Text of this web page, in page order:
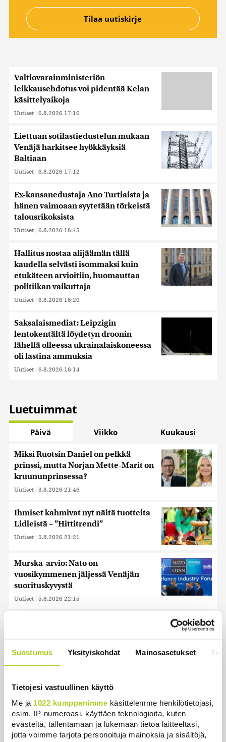
Suostumus Yksityiskohdat Mainosasetukset
Tietojesi vastuullinen käyttö
Me ja 1022 kumppanimme käsittelemme henkilötietojasi,
esim. IP-numeroasi, käyttäen teknologioita, kuten
evästeitä, tallentamaan ja lukemaan tietoa laitteeltasi,
jotta voimme tarjota personoituja mainoksia ja sisältöjä,
Valtiovarainministeriön
leikkausehdotus voi pidentää Kelan
käsittelyaikoja
Uutiset | 6.8.2026 17:16
Liettuan sotilastiedustelun mukaan
Venäjä harkitsee hyökkäyksiä
Baltiaan
Uutiset | 6.8.2026 17:12
Ex-kansanedustaja Ano Turtiaista ja
hänen vaimoaan syytetään törkeistä
talousrikoksista
Uutiset | 6.8.2026 16:45
Hallitus nostaa alijäämän tällä
kaudella selvästi isommaksi kuin
etukäteen arvioitiin, huomauttaa
politiikan vaikuttaja
Uutiset | 6.8.2026 16:20
Saksalaismediat: Leipzigin
lentokentältä löydetyn droonin
lähellä olleessa ukrainalaiskoneessa
oli lastina ammuksia
Uutiset | 6.8.2026 16:14
Luetuimmat
Päivä Viikko Kuukausi
Miksi Ruotsin Daniel on pelkkä
prinssi, mutta Norjan Mette-Marit on
kruununprinsessa?
Uutiset | 3.8.2026 21:46
Ihmiset kahmivat nyt näitä tuotteita
Lidleistä – ”Hittitrendi”
Uutiset | 5.8.2026 21:21
Murska-arvio: Nato on
vuosikymmenen jäljessä Venäjän
suorituskyvystä
Uutiset | 5.8.2026 22:15
Uutiset | 5.8.2026 22:01
ohjusta ei kyetty pudottamaan
iskussa, jossa kuoli toistakymmentä
ihmistä
Uutiset | 5.8.2026 9:21